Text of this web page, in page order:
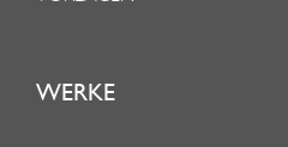
WERKE